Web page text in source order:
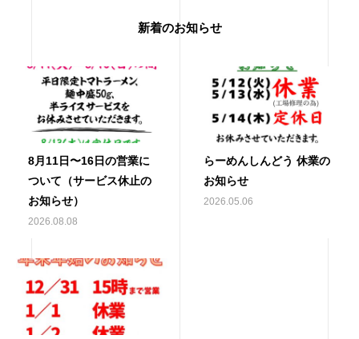
新着のお知らせ
8月11日〜16日の営業に
ついて（サービス休止の
お知らせ）
2026.08.08
らーめんしんどう 休業の
お知らせ
2026.05.06